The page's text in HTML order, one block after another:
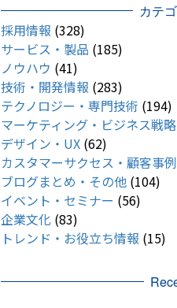
カテ
採用情報 (328)
サービス・製品 (185)
ノウハウ (41)
技術・開発情報 (283)
テクノロジー・専門技術 (194)
マーケティング・ビジネス戦略
デザイン・UX (62)
カスタマーサクセス・顧客事例
ブログまとめ・その他 (104)
イベント・セミナー (56)
企業文化 (83)
トレンド・お役立ち情報 (15)